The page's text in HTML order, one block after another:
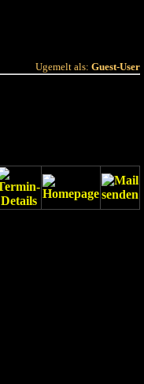
Ugemelt als: Guest-User